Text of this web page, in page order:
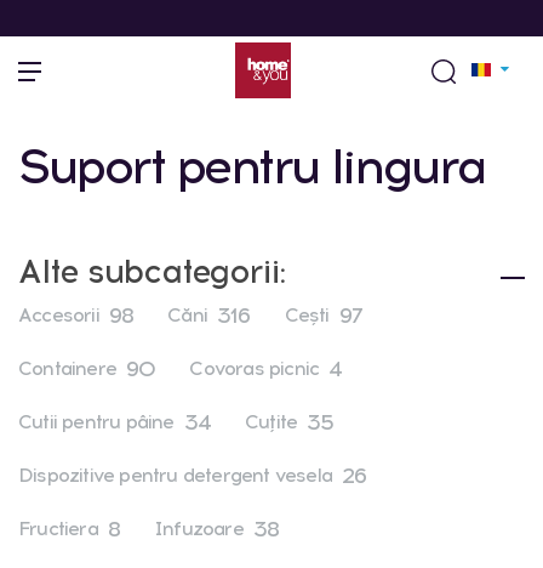
Suport pentru lingura
Alte subcategorii:
Accesorii 98 Căni 316 Ceşti 97
Containere 90 Covoras picnic 4
Cutii pentru pâine 34 Cuţite 35
Dispozitive pentru detergent vesela 26
Fructiera 8 Infuzoare 38